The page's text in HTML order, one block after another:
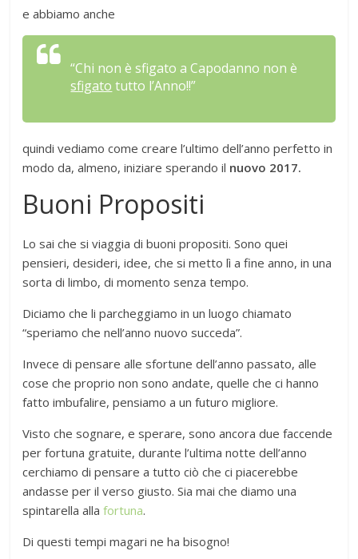
e abbiamo anche
“Chi non è sfigato a Capodanno non è
sfigato tutto l’Anno!!”
quindi vediamo come creare l’ultimo dell’anno perfetto in
modo da, almeno, iniziare sperando il nuovo 2017.
Buoni Propositi
Lo sai che si viaggia di buoni propositi. Sono quei
pensieri, desideri, idee, che si metto lì a fine anno, in una
sorta di limbo, di momento senza tempo.
Diciamo che li parcheggiamo in un luogo chiamato
“speriamo che nell’anno nuovo succeda”.
Invece di pensare alle sfortune dell’anno passato, alle
cose che proprio non sono andate, quelle che ci hanno
fatto imbufalire, pensiamo a un futuro migliore.
Visto che sognare, e sperare, sono ancora due faccende
per fortuna gratuite, durante l’ultima notte dell’anno
cerchiamo di pensare a tutto ciò che ci piacerebbe
andasse per il verso giusto. Sia mai che diamo una
spintarella allafortuna.
Di questi tempi magari ne ha bisogno!